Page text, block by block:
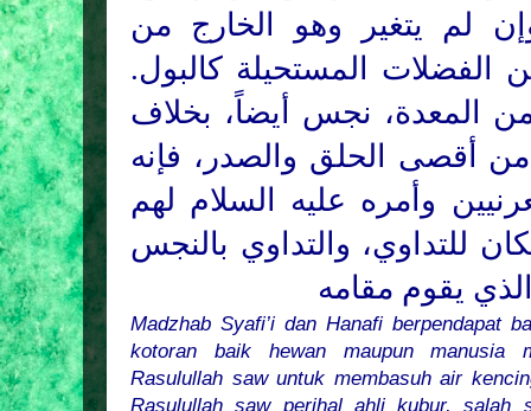
لم يتغير وهو الخارج من
الفضلات المستحيلة كالبول.
من المعدة، نجس أيضاً، بخلاف
أقصى الحلق والصدر، فإنه
وأمره عليه السلام لهم
للتداوي، والتداوي بالنجس
يقوم مقامه
Madzhab Syafi’i dan Hanafi berpendapat
kotoran baik hewan maupun manusia
Rasulullah saw untuk membasuh air
Rasulullah saw perihal ahli kubur, salah